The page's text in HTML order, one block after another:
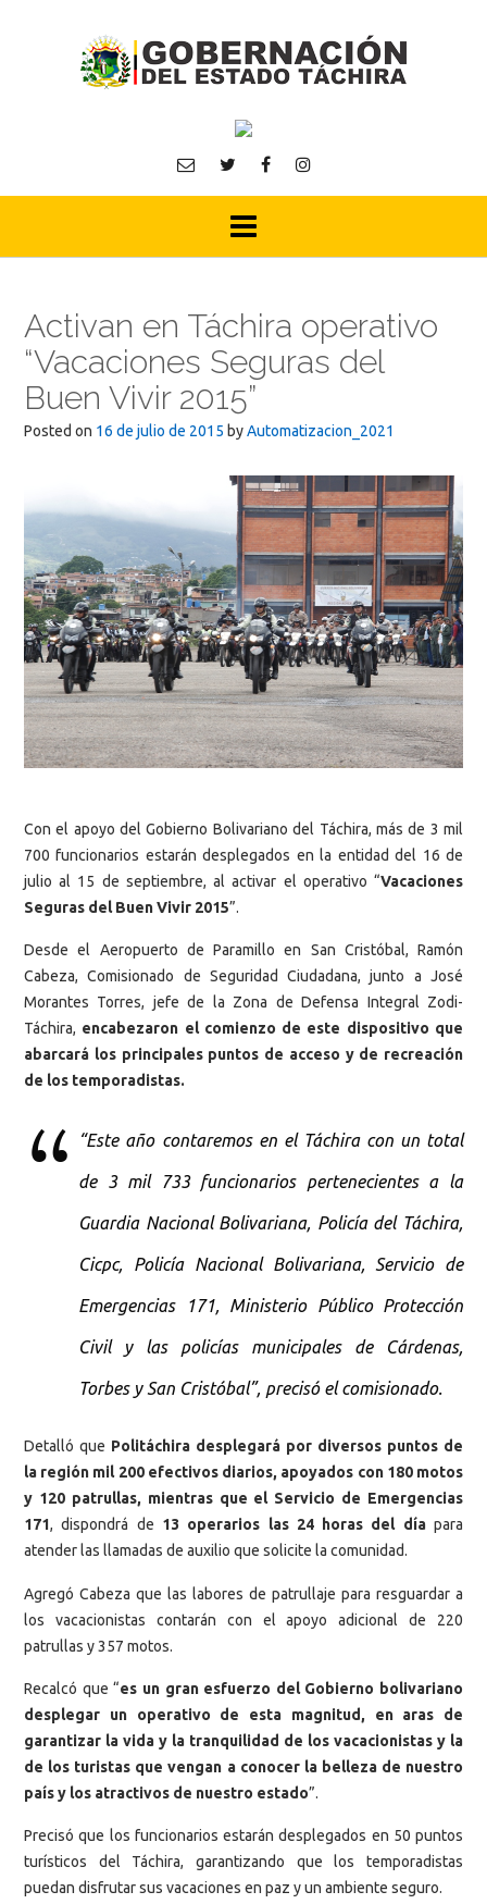
Activan en Táchira operativo
“Vacaciones Seguras del
Buen Vivir 2015”
Posted on 16 de julio de 2015 byAutomatizacion_2021
Con el apoyo del Gobierno Bolivariano del Táchira, más de 3 mil
700 funcionarios estarán desplegados en la entidad del 16 de
julio al 15 de septiembre, al activar el operativo “Vacaciones
Seguras del Buen Vivir 2015”.
Desde el Aeropuerto de Paramillo en San Cristóbal, Ramón
Cabeza, Comisionado de Seguridad Ciudadana, junto a José
Morantes Torres, jefe de la Zona de Defensa Integral Zodi-
Táchira, encabezaron el comienzo de este dispositivo que
abarcará los principales puntos de acceso y de recreación
de los temporadistas.
“Este año contaremos en el Táchira con un total
de 3 mil 733 funcionarios pertenecientes a la
Guardia Nacional Bolivariana, Policía del Táchira,
Cicpc, Policía Nacional Bolivariana, Servicio de
Emergencias 171, Ministerio Público Protección
Civil y las policías municipales de Cárdenas,
Torbes y San Cristóbal”, precisó el comisionado.
Detalló que Politáchira desplegará por diversos puntos de
la región mil 200 efectivos diarios, apoyados con 180 motos
y 120 patrullas, mientras que el Servicio de Emergencias
171, dispondrá de 13 operarios las 24 horas del díapara
atender las llamadas de auxilio que solicite la comunidad.
Agregó Cabeza que las labores de patrullaje para resguardar a
los vacacionistas contarán con el apoyo adicional de 220
patrullas y 357 motos.
Recalcó que “es un gran esfuerzo del Gobierno bolivariano
desplegar un operativo de esta magnitud, en aras de
garantizar la vida y la tranquilidad de los vacacionistas y la
de los turistas que vengan a conocer la belleza de nuestro
país y los atractivos de nuestro estado”.
Precisó que los funcionarios estarán desplegados en 50 puntos
turísticos del Táchira, garantizando que los temporadistas
puedan disfrutar sus vacaciones en paz y un ambiente seguro.